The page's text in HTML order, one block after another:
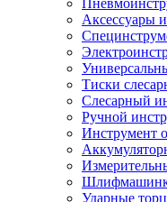
Аксессуары
Тиски
Слесарный
Ручной
Инструмент
Ударные